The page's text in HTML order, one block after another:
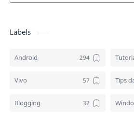
Labels
Android
Vivo Tips
Blogging